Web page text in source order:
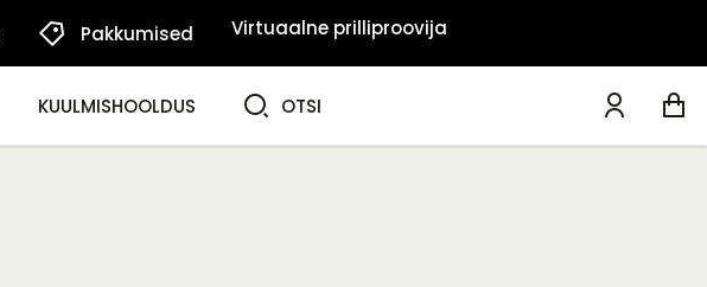
Pakkumised Virtuaalne prilliproovija
KUULMISHOOLDUS OTSI